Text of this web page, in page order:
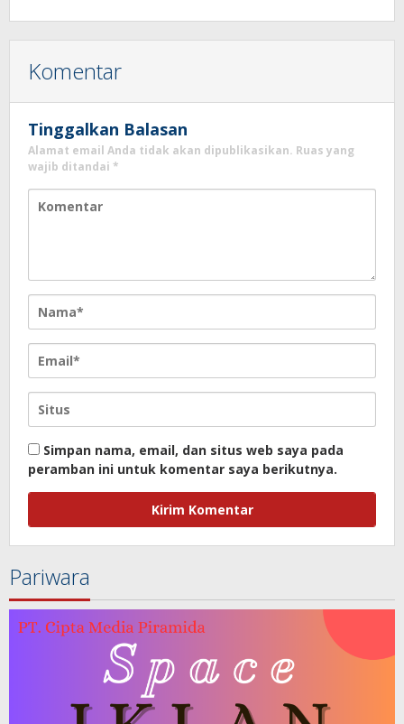
Komentar
Tinggalkan Balasan
Alamat email Anda tidak akan dipublikasikan. Ruas yang
wajib ditandai *
Simpan nama, email, dan situs web saya pada
peramban ini untuk komentar saya berikutnya.
Pariwara